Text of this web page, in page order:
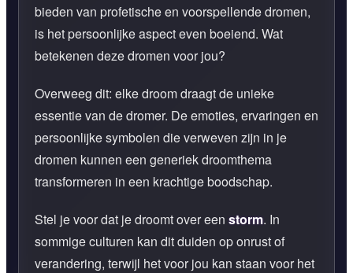
bieden van profetische en voorspellende dromen,
is het persoonlijke aspect even boeiend. Wat
betekenen deze dromen voor jou?
Overweeg dit: elke droom draagt de unieke
essentie van de dromer. De emoties, ervaringen en
persoonlijke symbolen die verweven zijn in je
dromen kunnen een generiek droomthema
transformeren in een krachtige boodschap.
Stel je voor dat je droomt over een storm. In
sommige culturen kan dit duiden op onrust of
verandering, terwijl het voor jou kan staan voor het